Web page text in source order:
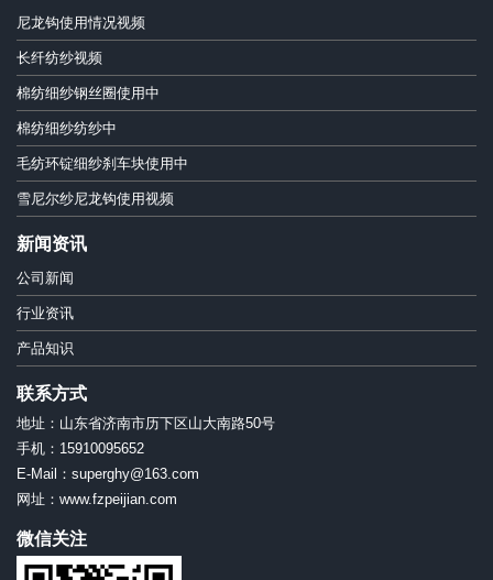
尼龙钩使用情况视频
长纤纺纱视频
棉纺细纱钢丝圈使用中
棉纺细纱纺纱中
毛纺环锭细纱刹车块使用中
雪尼尔纱尼龙钩使用视频
新闻资讯
公司新闻
行业资讯
产品知识
联系方式
地址：山东省济南市历下区山大南路50号
手机：15910095652
E-Mail：superghy@163.com
网址：www.fzpeijian.com
微信关注